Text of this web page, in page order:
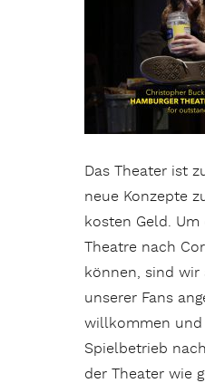
Das Theater ist
neue Konzepte
kosten Geld.
Theatre nach
können, sind
unserer Fans
willkommen
Spielbetrieb
der Theater wie